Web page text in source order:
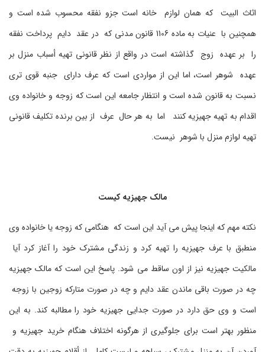
اثاث البیت که همان لوازم خانه است جزو نفقه محسوب شده است و
همچنین با عنیات به ماده 1106 قانون مدنی که در عقد دایم پرداخت نفقه
را بر عهده زوج گذاشته است در واقع از نظر قانونی تهیه أسباب منزل بر
عهده شوهر است، اما این از مواردی است که عرف دارای جنبه قوی تری
نسبت به قانون شده است و انتظار جامعه این است که زوجه و خانواده وی
اقدام به تهیه جهیزیه کنند اما به هر حال عرف از بین برنده تکلیف قانونی
تهیه لوازم منزل با شوهر نیست.
مالک جهیزیه کیست
نکته مهم که اینجا پیش می آید این است که هنگامی که زوجه یا خانواده وی
منطبق با عرف جهیزیه را تهیه کرد و زندگی مشترک خود را آغاز کرد آیا
مالکیت جهیزیه نیز از اون ساقط می شود. پاسخ این است که مالک جهیزیه
چه در صورت باقی ماندن عقد دایم و چه در صورت متارکه زوجین با زوجه
است و وی حق دارد در صورت جدایی جهیزیه خود را مطالبه کند. به این
منظور بهتر است برای جلوگیری از هرگونه اختلاف هنگام خرید جهیزیه و